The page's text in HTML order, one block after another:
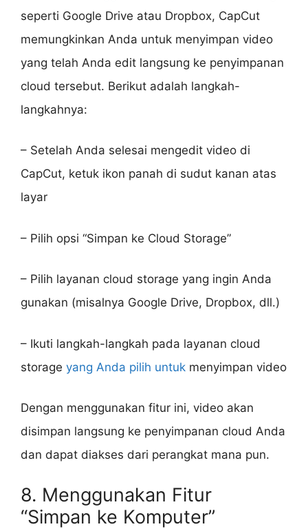
seperti Google Drive atau Dropbox, CapCut
memungkinkan Anda untuk menyimpan video
yang telah Anda edit langsung ke penyimpanan
cloud tersebut. Berikut adalah langkah-
langkahnya:
– Setelah Anda selesai mengedit video di
CapCut, ketuk ikon panah di sudut kanan atas
layar
– Pilih opsi “Simpan ke Cloud Storage”
– Pilih layanan cloud storage yang ingin Anda
gunakan (misalnya Google Drive, Dropbox, dll.)
– Ikuti langkah-langkah pada layanan cloud
storage yang Anda pilih untuk menyimpan video
Dengan menggunakan fitur ini, video akan
disimpan langsung ke penyimpanan cloud Anda
dan dapat diakses dari perangkat mana pun.
8. Menggunakan Fitur
“Simpan ke Komputer”